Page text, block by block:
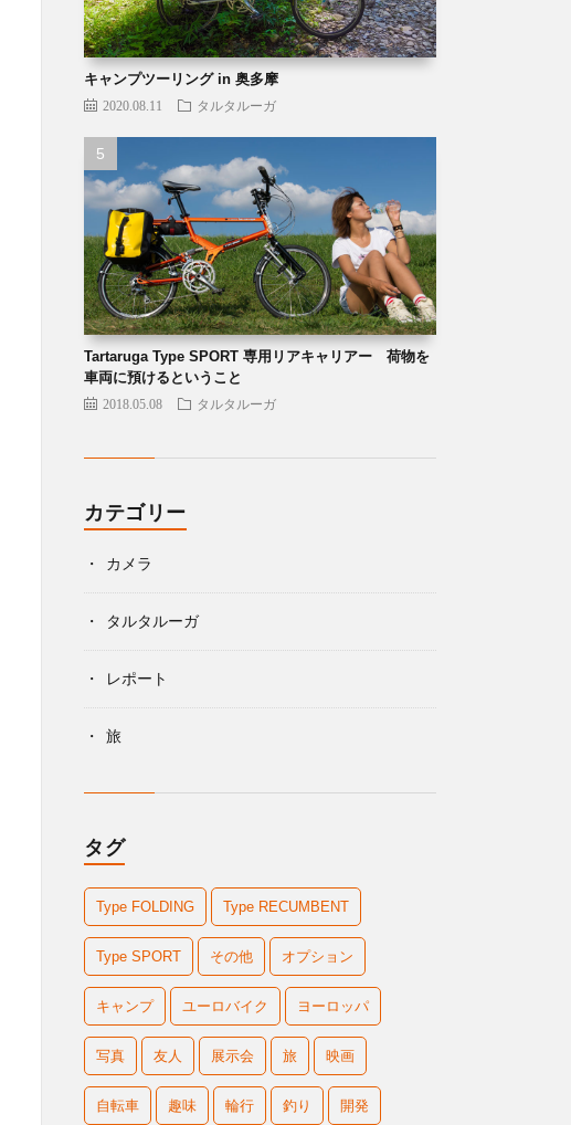
キャンプツーリング in 奥多摩
2020.08.11 タルタルーガ
Tartaruga Type SPORT 専用リアキャリアー 荷物を
車両に預けるということ
2018.05.08 タルタルーガ
カテゴリー
カメラ
タルタルーガ
レポート
旅
タグ
Type FOLDING Type RECUMBENT
Type SPORT その他 オプション
キャンプ ユーロバイク ヨーロッパ
写真 友人 展示会 旅 映画
自転車 趣味 輪行 釣り 開発